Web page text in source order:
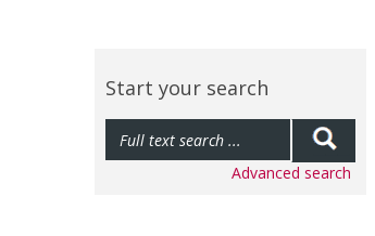
Start your search
Advanced search